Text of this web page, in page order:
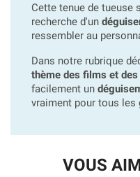
Cette tenue de tueuse
recherche d'un
ressembler au
Dans notre rubrique
thème des films et des
facilement un
vraiment pour tous les
VOUS